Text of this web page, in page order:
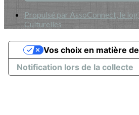
Propulsé par AssoConnect, le
Culturelles
Notification lors de la collecte
Vos choix en matière